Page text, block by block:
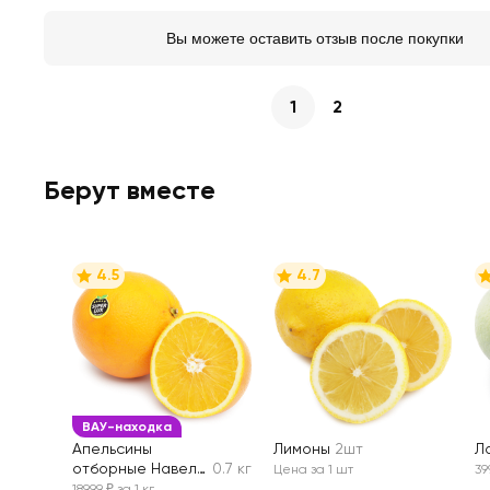
Вы можете оставить отзыв после покупки
1 2
Берут вместе
ВАУ-находка
4.5
Апельсины
отборные Навел,
0.7 кг
4.7
Лимоны 2шт
Цена за 1 шт